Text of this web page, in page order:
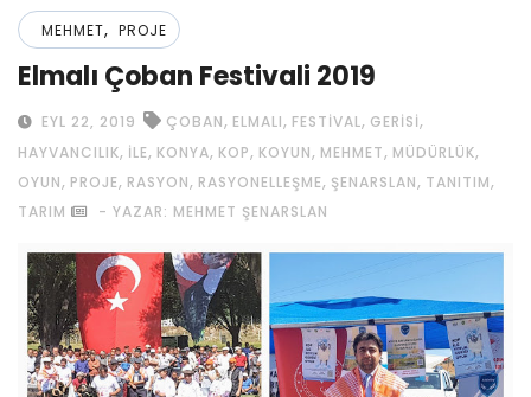
MEHMET, PROJE
Elmalı Çoban Festivali 2019
EYL 22, 2019 ÇOBAN, ELMALI, FESTIVAL, GERISI,
HAYVANCILIK, ILE, KONYA, KOP, KOYUN, MEHMET, MÜDÜRLÜK,
OYUN, PROJE, RASYON, RASYONELLEŞME, ŞENARSLAN, TANITIM,
TARIM - YAZAR: MEHMET ŞENARSLAN